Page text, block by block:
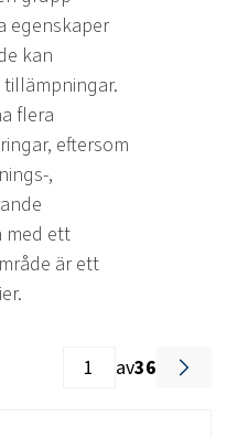
egenskaper
kan
flera
eftersom
,
med ett
är ett
av36